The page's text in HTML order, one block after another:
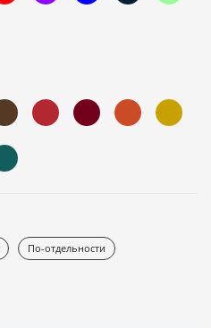
По-отдельности